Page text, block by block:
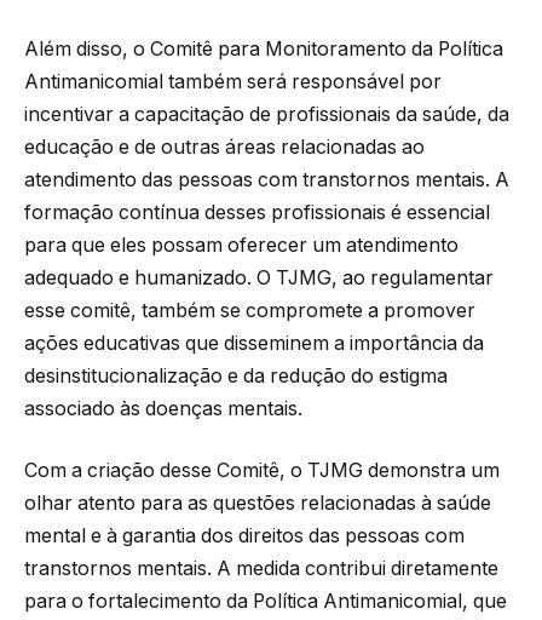
Além disso, o Comitê para Monitoramento da Política
Antimanicomial também será responsável por
incentivar a capacitação de profissionais da saúde, da
educação e de outras áreas relacionadas ao
atendimento das pessoas com transtornos mentais. A
formação contínua desses profissionais é essencial
para que eles possam oferecer um atendimento
adequado e humanizado. O TJMG, ao regulamentar
esse comitê, também se compromete a promover
ações educativas que disseminem a importância da
desinstitucionalização e da redução do estigma
associado às doenças mentais.
Com a criação desse Comitê, o TJMG demonstra um
olhar atento para as questões relacionadas à saúde
mental e à garantia dos direitos das pessoas com
transtornos mentais. A medida contribui diretamente
para o fortalecimento da Política Antimanicomial, que